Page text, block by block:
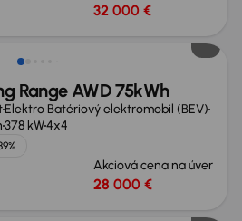
32 000 €
Range AWD 75kWh
Elektro Batériový elektromobil (BEV)
378 kW4x4
Akciová cena na úver
28 000 €